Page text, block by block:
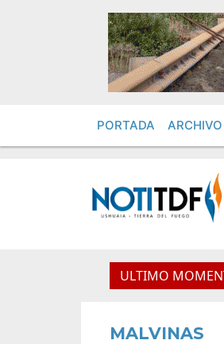
PORTADA ARCHIVO
ULTIMO
para la Nueva Usina
MALVINAS